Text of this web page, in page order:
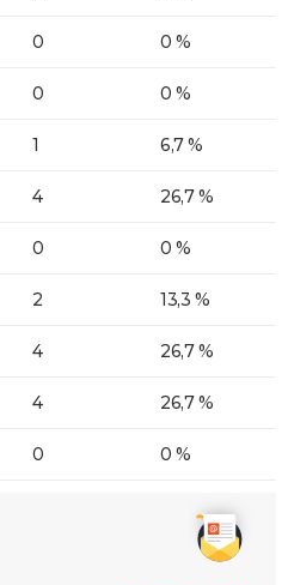
0 0 %
0 0 %
1 6,7 %
4 26,7 %
0 0 %
2 13,3 %
4 26,7 %
4 26,7 %
0 0 %